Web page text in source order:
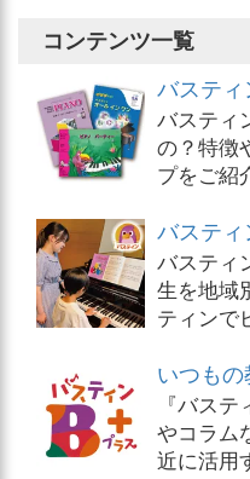
コンテンツ一覧
バステ
バスティ
の？特徴
プをご紹
バステ
バスティ
生を地域
ティンで
いつも
『バス
やコラム
近に活用